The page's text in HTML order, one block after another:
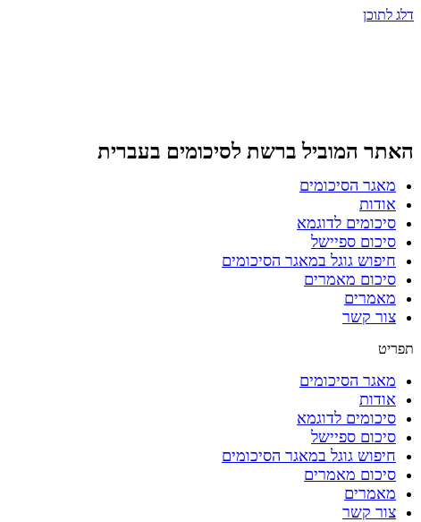
דלג לתוכן
האתר המוביל ברשת לסיכומים בעברית
מאגר הסיכומים
אודות
סיכומים לדוגמא
סיכום ספיישל
חיפוש גוגל במאגר הסיכומים
סיכום מאמרים
מאמרים
צור קשר
תפריט
מאגר הסיכומים
אודות
סיכומים לדוגמא
סיכום ספיישל
חיפוש גוגל במאגר הסיכומים
סיכום מאמרים
מאמרים
צור קשר